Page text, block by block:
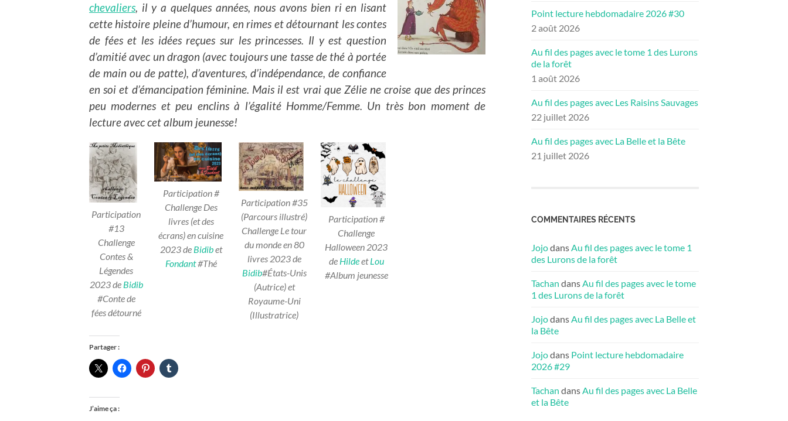
chevaliers, il y a quelques années, nous avons bien ri en lisant
cette histoire pleine d’humour, en rimes et détournant les contes
de fées et les idées reçues sur les princesses. Il y est question
d’amitié avec un dragon (avec toujours une tasse de thé à portée
de main ou de patte), d’aventures, d’indépendance, de confiance
en soi et d’émancipation féminine. Mais il est vrai que Zélie ne croise que des princes
peu modernes et peu enclins à l’égalité Homme/Femme. Un très bon moment de
lecture avec cet album jeunesse!
Participation
#13
Challenge
Contes &
Légendes
2023 de Bidib
#Conte de
fées détourné
Participation #
Challenge Des
livres (et des
écrans) en cuisine
2023de Bidibet
Fondant#Thé
Participation #35
(Parcours illustré)
Challenge Le tour
du monde en 80
livres 2023 de
Bidib#États-Unis
(Autrice) et
Royaume-Uni
(Illustratrice)
Participation #
Challenge
Halloween 2023
de HildeetLou
#Album jeunesse
Partager :
J’aime ça :
Point lecture hebdomadaire 2026 #30
2 août 2026
Au fil des pages avec le tome 1 des Lurons
de la forêt
1 août 2026
Au fil des pages avec Les Raisins Sauvages
22 juillet 2026
Au fil des pages avec La Belle et la Bête
21 juillet 2026
COMMENTAIRES RÉCENTS
JojodansAu fil des pages avec le tome 1
des Lurons de la forêt
Tachan dansAu fil des pages avec le tome
1 des Lurons de la forêt
JojodansAu fil des pages avec La Belle et
la Bête
Jojodans Point lecture hebdomadaire
2026 #29
Tachan dansAu fil des pages avec La Belle
et la Bête